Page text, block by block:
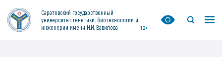
Саратовский государственный
университет генетики, биотехнологии и
инженерии имени Н.И. Вавилова
12+